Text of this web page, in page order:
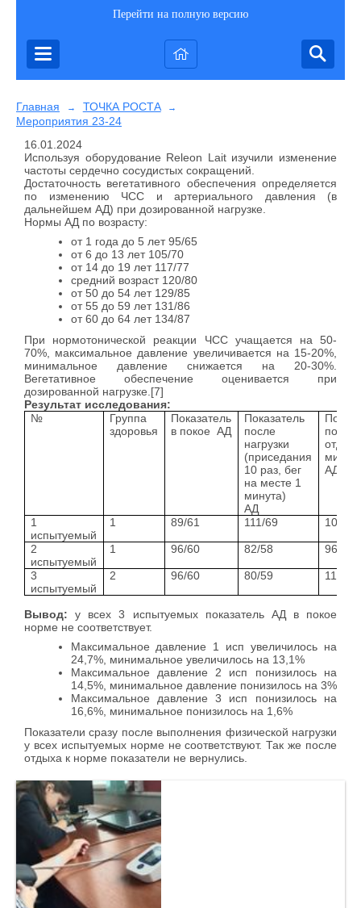
Перейти на полную версию
Главная → ТОЧКА РОСТА →
Мероприятия 23-24
16.01.2024
Используя оборудование Releon Lait изучили изменение
частоты сердечно сосудистых сокращений.
Достаточность вегетативного обеспечения определяется
по изменению ЧСС и артериального давления (в
дальнейшем АД) при дозированной нагрузке.
Нормы АД по возрасту:
от 1 года до 5 лет 95/65
от 6 до 13 лет 105/70
от 14 до 19 лет 117/77
средний возраст 120/80
от 50 до 54 лет 129/85
от 55 до 59 лет 131/86
от 60 до 64 лет 134/87
При нормотонической реакции ЧСС учащается на 50-
70%, максимальное давление увеличивается на 15-20%,
минимальное давление снижается на 20-30%.
Вегетативное обеспечение оценивается при
дозированной нагрузке.[7]
Результат исследования:
№
Группа
здоровья
Показатель
в покое АД
Показатель
после
нагрузки
(приседания
10 раз, бег
на месте 1
минута)
АД
после
мин)
АД
1
испытуемый
1 89/61 111/69 108/56
2
испытуемый
1 96/60 82/58 96/59
3
испытуемый
2 96/60 80/59 112/67
Вывод: у всех 3 испытуемых показатель АД в покое
норме не соответствует.
Максимальное давление 1 исп увеличилось на
24,7%, минимальное увеличилось на 13,1%
Максимальное давление 2 исп понизилось на
14,5%, минимальное давление понизилось на 3%
Максимальное давление 3 исп понизилось на
16,6%, минимальное понизилось на 1,6%
Показатели сразу после выполнения физической нагрузки
у всех испытуемых норме не соответствуют. Так же после
отдыха к норме показатели не вернулись.